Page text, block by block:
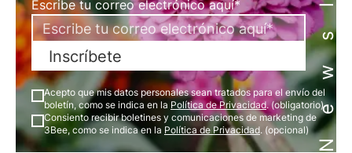
Escribe tu correo electrónico aquí*
Inscríbete
Acepto que mis datos personales sean tratados para el envío del
boletín, como se indica en la Política de Privacidad. (obligatorio)
Consiento recibir boletines y comunicaciones de marketing de
3Bee, como se indica en la Política de Privacidad. (opcional)